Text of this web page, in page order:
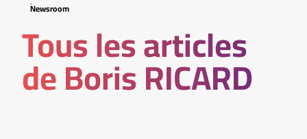
Newsroom
Tous les articles
de Boris RICARD